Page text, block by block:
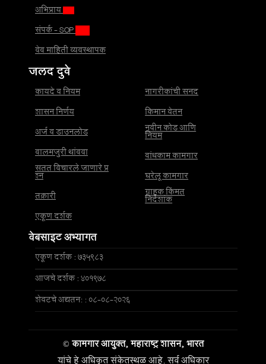
अभिप्राय
संपर्क - SOP
वेब माहिती व्यवस्थापक
जलद दुवे
कायदे व नियम
शासन निर्णय
अर्ज व डाउनलोड
बालमजुरी थांबवा
सतत विचारले जाणारे प्र
श्न
तक्रारी
एकूण दर्शक
नागरीकांची सनद
किमान वेतन
नवीन कोड आणि
नियम
बांधकाम कामगार
घरेलू कामगार
ग्राहक किंमत
निर्देशांक
वेबसाइट अभ्यागत
एकूण दर्शक : 735983
आजचे दर्शक : 401978
शेवटचे अद्यतन: : 08-08-2026
©कामगार आयुक्त, महाराष्ट्र शासन, भारत